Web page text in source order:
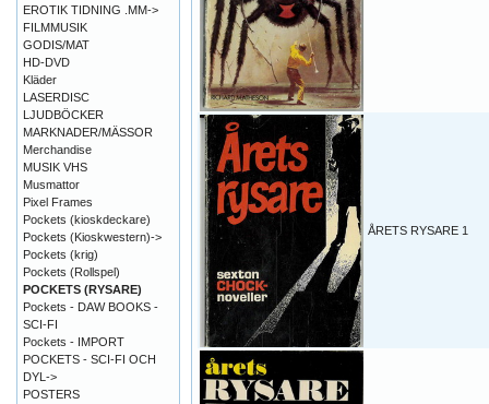
ÅRETS RYSARE 1
EROTIK TIDNING .MM->
FILMMUSIK
GODIS/MAT
HD-DVD
Kläder
LASERDISC
LJUDBÖCKER
MARKNADER/MÄSSOR
Merchandise
MUSIK VHS
Musmattor
Pixel Frames
Pockets (kioskdeckare)
Pockets (Kioskwestern)->
Pockets (krig)
Pockets (Rollspel)
POCKETS (RYSARE)
Pockets - DAW BOOKS -
SCI-FI
Pockets - IMPORT
POCKETS - SCI-FI OCH
DYL->
POSTERS